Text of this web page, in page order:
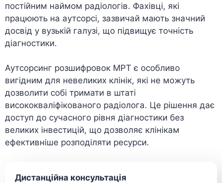
постійним наймом радіологів. Фахівці, які
працюють на аутсорсі, зазвичай мають значний
досвід у вузькій галузі, що підвищує точність
діагностики.
Аутсорсинг розшифровок МРТ є особливо
вигідним для невеликих клінік, які не можуть
дозволити собі тримати в штаті
висококваліфікованого радіолога. Це рішення дає
доступ до сучасного рівня діагностики без
великих інвестицій, що дозволяє клінікам
ефективніше розподіляти ресурси.
Дистанційна консультація